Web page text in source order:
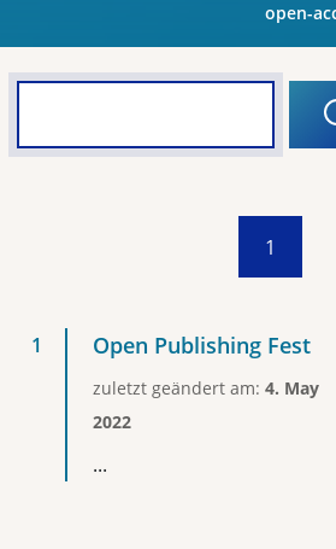
open-
1
Open Publishing Fest
zuletzt geändert am: 4. May
2022
...